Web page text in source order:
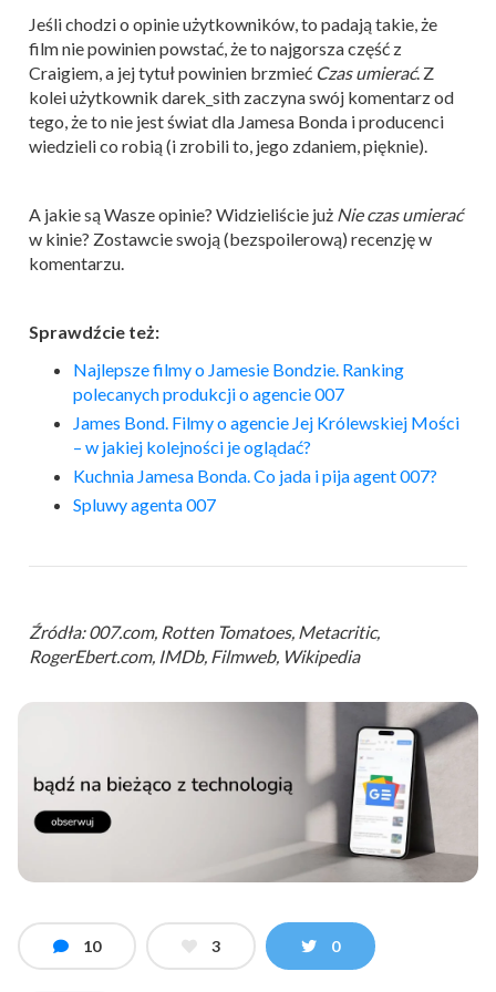
Jeśli chodzi o opinie użytkowników, to padają takie, że
film nie powinien powstać, że to najgorsza część z
Craigiem, a jej tytuł powinien brzmieć Czas umierać. Z
kolei użytkownik darek_sith zaczyna swój komentarz od
tego, że to nie jest świat dla Jamesa Bonda i producenci
wiedzieli co robią (i zrobili to, jego zdaniem, pięknie).
A jakie są Wasze opinie? Widzieliście już Nie czas umierać
w kinie? Zostawcie swoją (bezspoilerową) recenzję w
komentarzu.
Sprawdźcie też:
Najlepsze filmy o Jamesie Bondzie. Ranking
polecanych produkcji o agencie 007
James Bond. Filmy o agencie Jej Królewskiej Mości
– w jakiej kolejności je oglądać?
Kuchnia Jamesa Bonda. Co jada i pija agent 007?
Spluwy agenta 007
Źródła: 007.com, Rotten Tomatoes, Metacritic,
RogerEbert.com, IMDb, Filmweb, Wikipedia
10 3 0